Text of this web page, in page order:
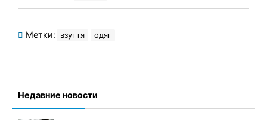
Метки: взуття одяг
Недавние новости